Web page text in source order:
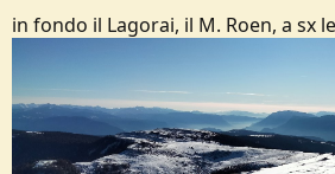
in fondo il Lagorai, il M. Roen, a sx